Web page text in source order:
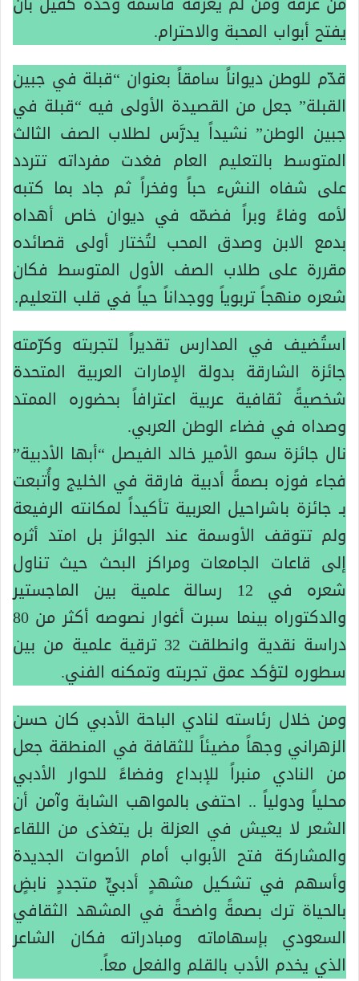
يفتح أبواب المحبة والاحترام.
قدّم للوطن ديواناً سامقاً بعنوان “قبلة في جبين
القبلة” جعل من القصيدة الأولى فيه “قبلة في
جبين الوطن” نشيداً يدرَّس لطلاب الصف الثالث
المتوسط بالتعليم العام فغدت مفرداته تتردد
على شفاه النشء حباً وفخراً ثم جاد بما كتبه
لأمه وفاءً وبراً فضمّه في ديوان خاص أهداه
بدمع الابن وصدق المحب لتُختار أولى قصائده
مقررة على طلاب الصف الأول المتوسط فكان
شعره منهجاً تربوياً ووجداناً حياً في قلب التعليم.
استُضيف في المدارس تقديراً لتجربته وكرّمته
جائزة الشارقة بدولة الإمارات العربية المتحدة
شخصيةً ثقافية عربية اعترافاً بحضوره الممتد
وصداه في فضاء الوطن العربي.
نال جائزة سمو الأمير خالد الفيصل “أبها الأدبية”
فجاء فوزه بصمةً أدبية فارقة في الخليج وأُتبعت
بـ جائزة باشراحيل العربية تأكيداً لمكانته الرفيعة
ولم تتوقف الأوسمة عند الجوائز بل امتد أثره
إلى قاعات الجامعات ومراكز البحث حيث تناول
شعره في 12 رسالة علمية بين الماجستير
والدكتوراه بينما سبرت أغوار نصوصه أكثر من 80
دراسة نقدية وانطلقت 32 ترقية علمية من بين
سطوره لتؤكد عمق تجربته وتمكنه الفني.
ومن خلال رئاسته لنادي الباحة الأدبي كان حسن
الزهراني وجهاً مضيئاً للثقافة في المنطقة جعل
من النادي منبراً للإبداع وفضاءً للحوار الأدبي
محلياً ودولياً .. احتفى بالمواهب الشابة وآمن أن
الشعر لا يعيش في العزلة بل يتغذى من اللقاء
والمشاركة فتح الأبواب أمام الأصوات الجديدة
وأسهم في تشكيل مشهدٍ أدبيٍّ متجددٍ نابضٍ
بالحياة ترك بصمةً واضحةً في المشهد الثقافي
السعودي بإسهاماته ومبادراته فكان الشاعر
الذي يخدم الأدب بالقلم والفعل معاً.